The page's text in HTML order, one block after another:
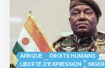
AFRIQUE
DROITS HUMAINS
LIBERTÉ D'EXPRESSION
NIGER